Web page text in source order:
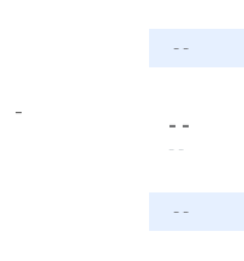
- -
-
- -
- -
- -